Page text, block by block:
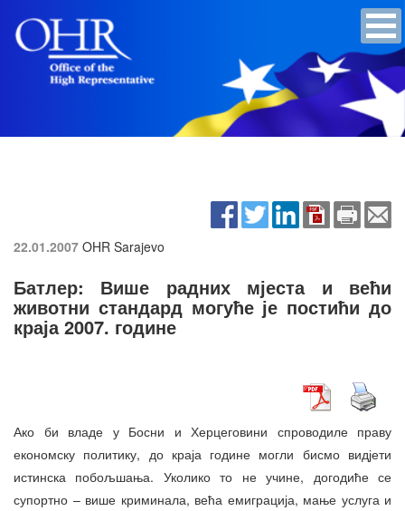
22.01.2007 OHR Sarajevo
Батлер: Више радних мјеста и већи
животни стандард могуће је постићи до
краја 2007. године
Ако би владе у Босни и Херцеговини спроводиле праву
економску политику, до краја године могли бисмо видјети
истинска побољшања. Уколико то не учине, догодиће се
супортно – више криминала, већа емиграција, мање услуга и